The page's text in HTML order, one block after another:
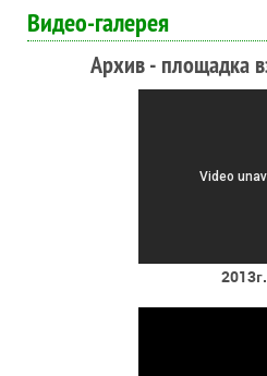
Видео-галерея
Архив - площадка
2013г.